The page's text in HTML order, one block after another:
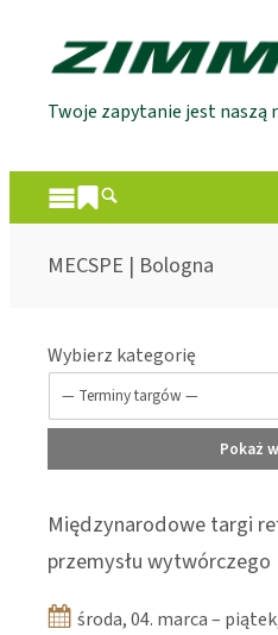
Twoje zapytanie jest naszą
MECSPE | Bologna
Wybierz kategorię
Pokaż
Międzynarodowe targi
przemysłu wytwórczego
środa, 04. marca –